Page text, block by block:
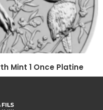
Mint 1 Once Platine